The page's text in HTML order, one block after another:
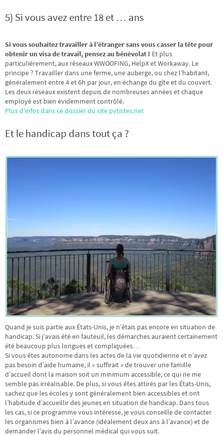
5) Si vous avez entre 18 et … ans
Si vous souhaitez travailler à l’étranger sans vous casser la tête pour
obtenir un visa de travail, pensez au bénévolat ! Et plus
particulièrement, aux réseaux WWOOFING, HelpX et Workaway. Le
principe ? Travailler dans une ferme, une auberge, ou chez l’habitant,
généralement entre 4 et 6h par jour, en échange du gîte et du couvert.
Les deux réseaux existent depuis de nombreuses années et chaque
employé est bien évidemment contrôlé.
Plus d’infos dans ce dossier du site pvtistes.net
Et le handicap dans tout ça ?
Quand je suis partie aux États-Unis, je n’étais pas encore en situation de
handicap. Si j’avais été en fauteuil, les démarches auraient certainement
été beaucoup plus longues et compliquées…
Si vous êtes autonome dans les actes de la vie quotidienne et n’avez
pas besoin d’aide humaine, il « suffirait » de trouver une famille
d’accueil dont la maison soit un minimum accessible, ce qui ne me
semble pas irréalisable. De plus, si vous êtes attirés par les États-Unis,
sachez que les écoles y sont généralement bien accessibles et ont
l’habitude d’accueillir des jeunes en situation de handicap. Dans tous
les cas, si ce programme vous intéresse, je vous conseille de contacter
les organismes bien à l’avance (idéalement deux ans à l’avance) et de
demander l’avis du personnel médical qui vous suit.